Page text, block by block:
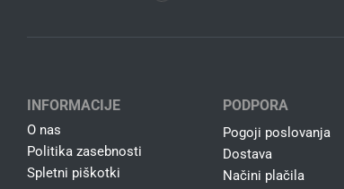
INFORMACIJE
O nas
Politika zasebnosti
Spletni piškotki
PODPORA
Pogoji poslovanja
Dostava
Načini plačila